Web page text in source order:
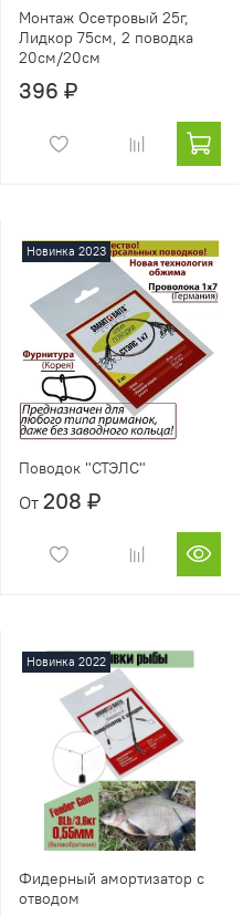
Монтаж Осетровый 25г,
Лидкор 75см, 2 поводка
20см/20см
396 ₽
Новинка 2023
Поводок "СТЭЛС"
От 208 ₽
Новинка 2022
Фидерный амортизатор с
отводом